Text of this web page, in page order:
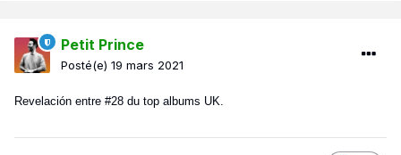
Petit Prince
Posté(e) 19 mars 2021
Revelación entre #28 du top albums UK.